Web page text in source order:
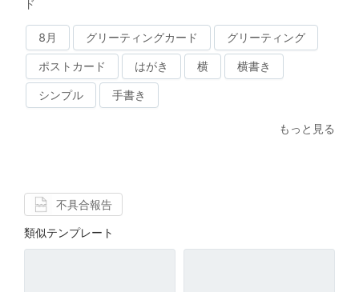
ド
8月 グリーティングカード グリーティング
ポストカード はがき 横 横書き
シンプル 手書き
もっと見る
不具合報告
類似テンプレート